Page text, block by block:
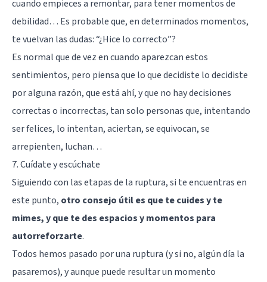
cuando empieces a remontar, para tener momentos de
debilidad… Es probable que, en determinados momentos,
te vuelvan las dudas: “¿Hice lo correcto”?
Es normal que de vez en cuando aparezcan estos
sentimientos, pero piensa que lo que decidiste lo decidiste
por alguna razón, que está ahí, y que no hay decisiones
correctas o incorrectas, tan solo personas que, intentando
ser felices, lo intentan, aciertan, se equivocan, se
arrepienten, luchan…
7. Cuídate y escúchate
Siguiendo con las etapas de la ruptura, si te encuentras en
este punto, otro consejo útil es que te cuides y te
mimes, y que te des espacios y momentos para
autorreforzarte.
Todos hemos pasado por una ruptura (y si no, algún día la
pasaremos), y aunque puede resultar un momento